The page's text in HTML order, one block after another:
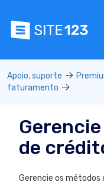
Apoio, suporte
faturamento
de
Gerencie os métodos